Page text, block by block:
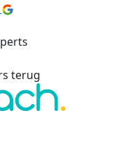
terug